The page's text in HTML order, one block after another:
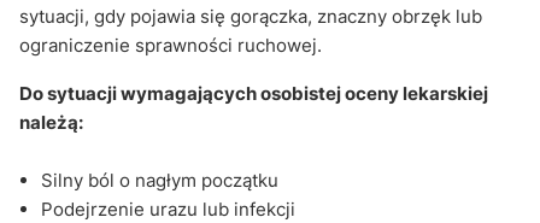
sytuacji, gdy pojawia się gorączka, znaczny obrzęk lub
ograniczenie sprawności ruchowej.
Do sytuacji wymagających osobistej oceny lekarskiej
należą:
Silny ból o nagłym początku
Podejrzenie urazu lub infekcji